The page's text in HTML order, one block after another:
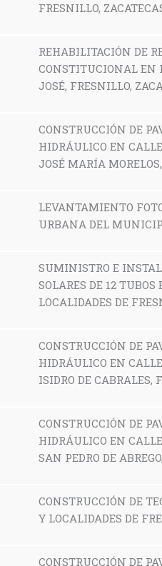
FRESNILLO,
REHABILITACIÓN DE
CONSTITUCIONAL EN
JOSÉ, FRESNILLO,
CONSTRUCCIÓN DE
HIDRÁULICO EN
JOSÉ MARÍA
LEVANTAMIENTO
URBANA DEL
SUMINISTRO E
SOLARES DE 12
LOCALIDADES DE
CONSTRUCCIÓN DE
HIDRÁULICO EN
ISIDRO DE CABRALES,
CONSTRUCCIÓN DE
HIDRÁULICO EN
SAN PEDRO DE
CONSTRUCCIÓN DE
Y LOCALIDADES DE
CONSTRUCCIÓN DE